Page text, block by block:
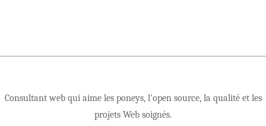
Consultant web qui aime les poneys, l'open source, la qualité et les
projets Web soignés.